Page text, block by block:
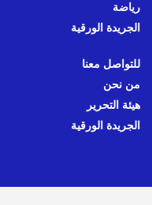
رياضة
الجريدة الورقية
للتواصل معنا
من نحن
هيئة التحرير
الجريدة الورقية